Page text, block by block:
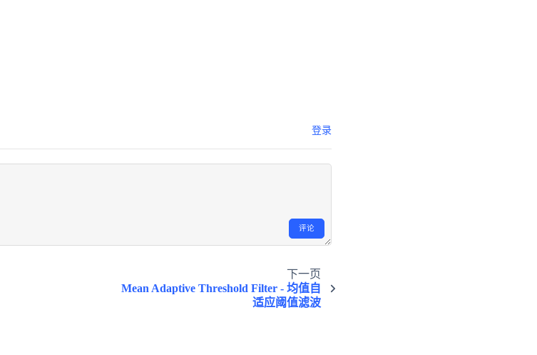
登录
评论
下一页
Mean Adaptive Threshold Filter - 均值自
适应阈值滤波